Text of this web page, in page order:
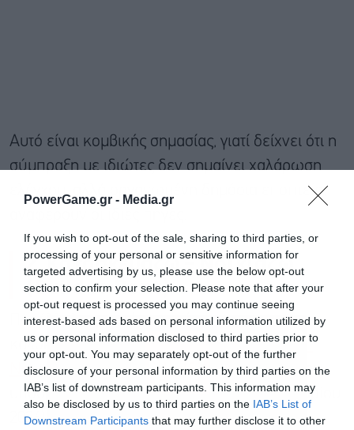
PowerGame.gr - Media.gr
If you wish to opt-out of the sale, sharing to third parties, or
processing of your personal or sensitive information for
targeted advertising by us, please use the below opt-out
section to confirm your selection. Please note that after your
opt-out request is processed you may continue seeing
interest-based ads based on personal information utilized by
us or personal information disclosed to third parties prior to
your opt-out. You may separately opt-out of the further
disclosure of your personal information by third parties on the
IAB’s list of downstream participants. This information may
also be disclosed by us to third parties on the IAB’s List of
Downstream Participants that may further disclose it to other
Αυτό είναι κομβικής σημασίας, γιατί δείχνει ότι η
σύμπραξη με ιδιώτες δεν σημαίνει χαλάρωση
ελέγχου, αλλά οργανωμένη δημόσια εποπτεία,
2. Κατασκευάζω – Νοικιάζω
(Build to Rent)
Παράλληλα, αναμένεται μέσα στο ερχόμενο
καλοκαίρι το νέο πρόγραμμαΚατασκευάζω-
Νοικιάζω (σ.σ. έχει λάβει το πράσινο φως του
υπουργικού συμβουλίου από τα τέλη Ιανουαρίου
2026) το οποίο θα προβλέπει «κοινωνικό